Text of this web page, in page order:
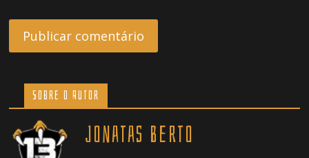
Sobre o Autor
Jonatas Berto